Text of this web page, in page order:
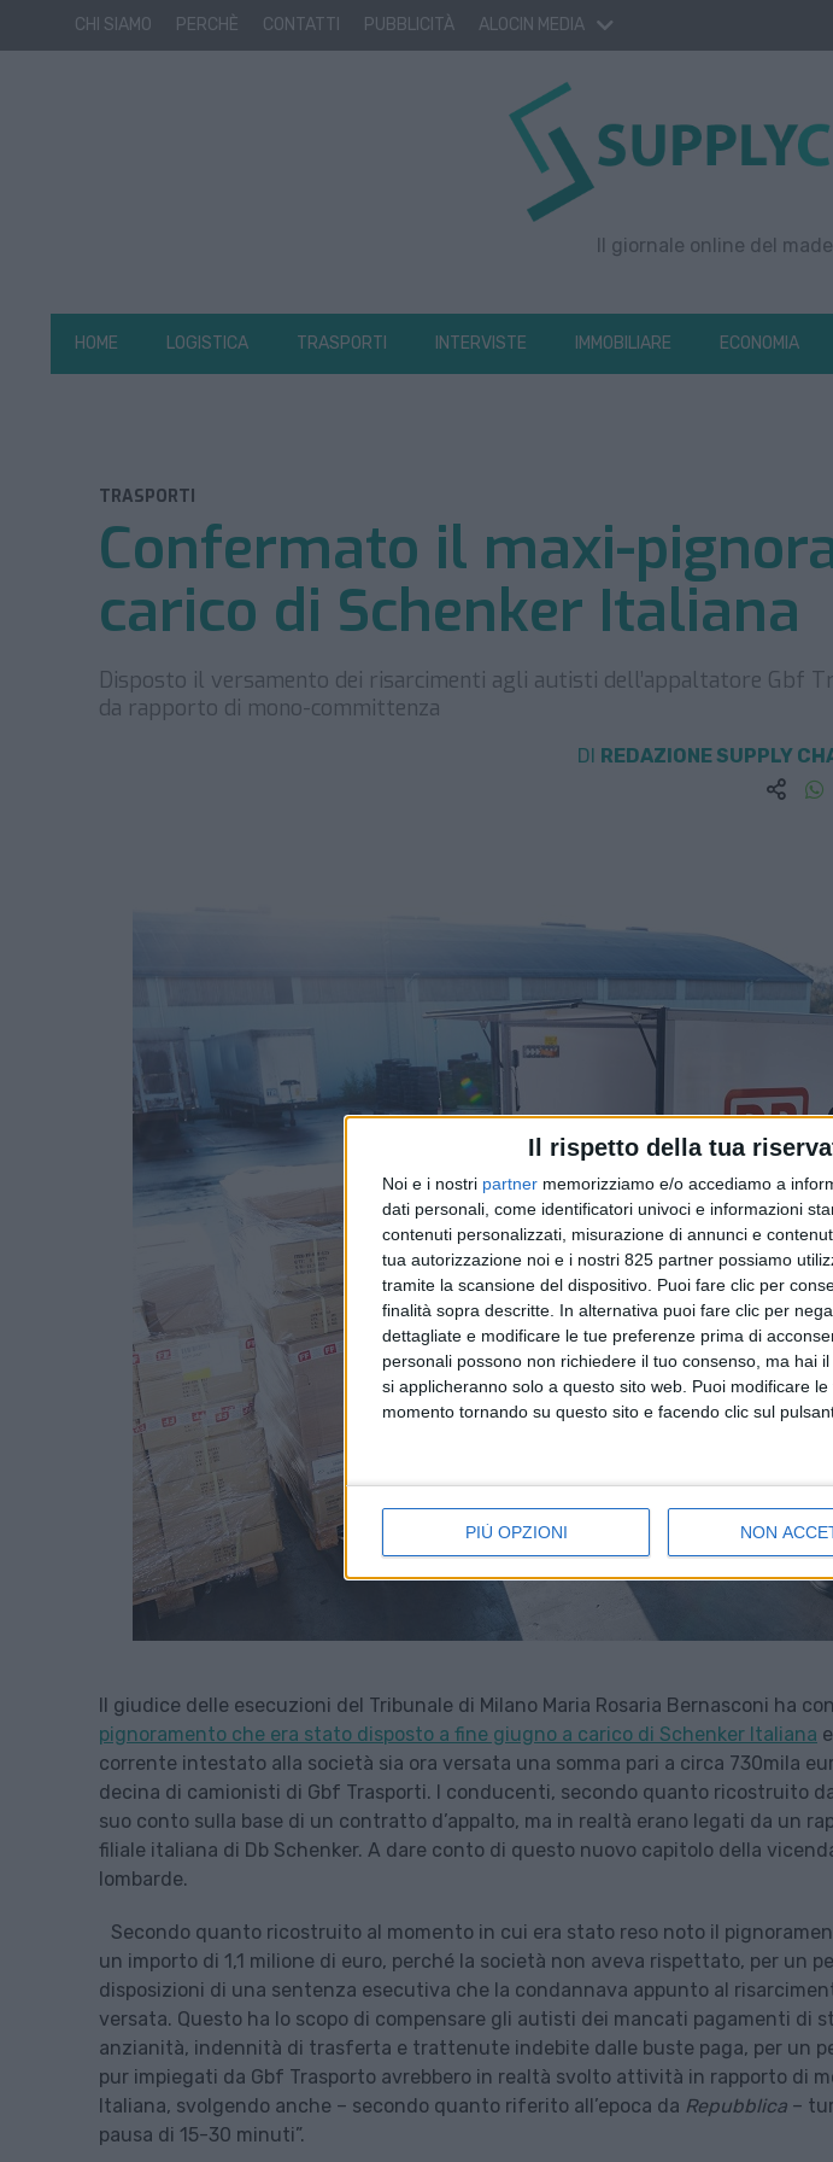
Il rispetto della tua
Noi e i nostri partner memorizziamo e/o accediamo a
dati personali, come identificatori univoci e informazioni
contenuti personalizzati, misurazione di annunci e
tua autorizzazione noi e i nostri 825 partner possiamo
tramite la scansione del dispositivo. Puoi fare clic per
finalità sopra descritte. In alternativa puoi fare clic per
dettagliate e modificare le tue preferenze prima di
personali possono non richiedere il tuo consenso, ma hai
si applicheranno solo a questo sito web. Puoi modificare
momento tornando su questo sito e facendo clic sul
PIÙ OPZIONI NON
CHI SIAMO PERCHÈ CONTATTI PUBBLICITÀ ALOCIN MEDIA
Il giornale online del
HOME LOGISTICA TRASPORTI INTERVISTE IMMOBILIARE ECONOMIA
TRASPORTI
Confermato il maxi-
carico di Schenker Italiana
Disposto il versamento dei risarcimenti agli autisti dell’appaltatore Gbf
da rapporto di mono-committenza
DI REDAZIONE SUPPLY
Il giudice delle esecuzioni del Tribunale di Milano Maria Rosaria Bernasconi ha
pignoramento che era stato disposto a fine giugno a carico di Schenker Italiana
corrente intestato alla società sia ora versata una somma pari a circa 730mila
decina di camionisti di Gbf Trasporti. I conducenti, secondo quanto ricostruito
suo conto sulla base di un contratto d’appalto, ma in realtà erano legati da un
filiale italiana di Db Schenker. A dare conto di questo nuovo capitolo della
lombarde.
Secondo quanto ricostruito al momento in cui era stato reso noto il
un importo di 1,1 milione di euro, perché la società non aveva rispettato, per un
disposizioni di una sentenza esecutiva che la condannava appunto al
versata. Questo ha lo scopo di compensare gli autisti dei mancati pagamenti di
anzianità, indennità di trasferta e trattenute indebite dalle buste paga, per un
pur impiegati da Gbf Trasporto avrebbero in realtà svolto attività in rapporto di
Italiana, svolgendo anche – secondo quanto riferito all’epoca da Repubblica –
pausa di 15-30 minuti”.